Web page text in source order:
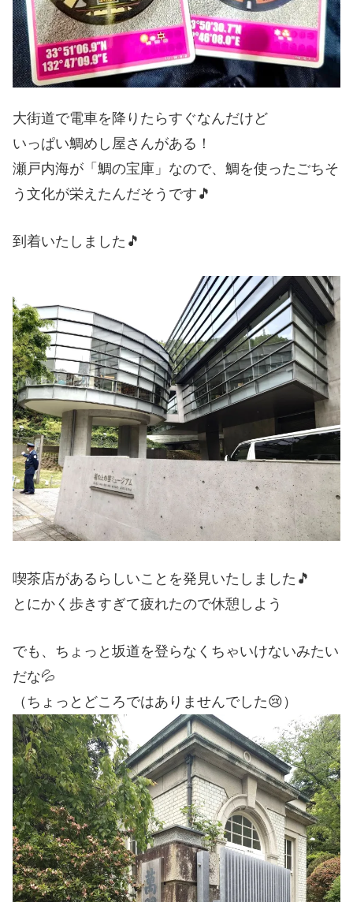
大街道で電車を降りたらすぐなんだけど
いっぱい鯛めし屋さんがある！
瀬戸内海が「鯛の宝庫」なので、鯛を使ったごちそ
う文化が栄えたんだそうです🎵
到着いたしました🎵
喫茶店があるらしいことを発見いたしました🎵
とにかく歩きすぎて疲れたので休憩しよう
でも、ちょっと坂道を登らなくちゃいけないみたい
だな💦
（ちょっとどころではありませんでした😢）